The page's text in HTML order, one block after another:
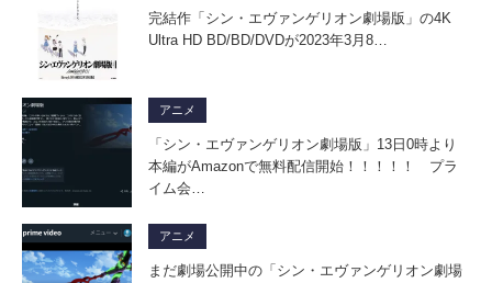
完結作「シン・エヴァンゲリオン劇場版」の4K
Ultra HD BD/BD/DVDが2023年3月8…
アニメ
「シン・エヴァンゲリオン劇場版」13日0時より
本編がAmazonで無料配信開始！！！！！ プラ
イム会…
アニメ
まだ劇場公開中の「シン・エヴァンゲリオン劇場